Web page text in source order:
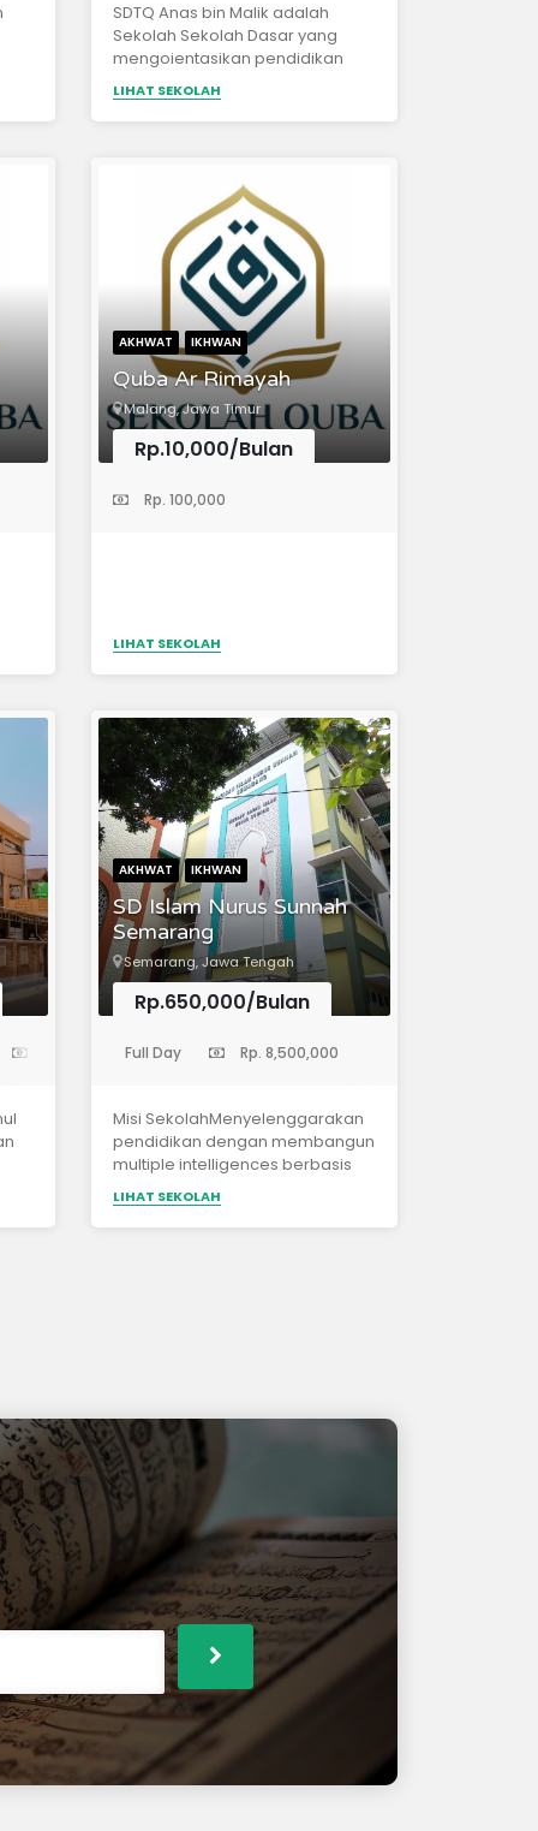
SDTQ Anas bin Malik adalah
Sekolah Sekolah Dasar yang
mengoientasikan pendidikan
dasarnya pada Aqidah dan al
Qur'an sebagai acuan dasar
dalam pendidikan
LIHAT SEKOLAH
AKHWAT IKHWAN
Quba Ar Rimayah
Malang, Jawa Timur
Rp.10,000/Bulan
Rp. 100,000
LIHAT SEKOLAH
Rp. 7,500,000
AKHWAT IKHWAN
SD Islam Nurus Sunnah
Semarang
Semarang, Jawa Tengah
Rp.650,000/Bulan
Full Day Rp. 8,500,000
Misi SekolahMenyelenggarakan
pendidikan dengan membangun
multiple intelligences berbasis
pada nilai-nilai keimanan dan
ketaqwaan kepada Allah Ta’ala
dengan mengoptimalkan
menghargai, kerja keras, kreatif,
mandiri dan bertanggung
jawab.Mewujudkan lingkungan
sekolah yang rapi, bersih,
indah,aman, dan
nyaman.Mewujudkan
pembelajaran yang aktif, inovatif,
kreatif, efektif, menyenangkan,
dan menantang.Menanamkan
kepedulian sosial dan
lingkungan, cinta damai,
berwawasan kebangsaan, dan
demokratis.Menciptakan
suasana akademis di sekolah.
LIHAT SEKOLAH